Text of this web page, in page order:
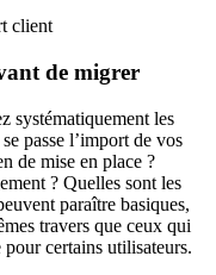
client
de migrer
systématiquement les
passe l’import de vos
de mise en place ?
? Quelles sont les
paraître basiques,
travers que ceux qui
certains utilisateurs.